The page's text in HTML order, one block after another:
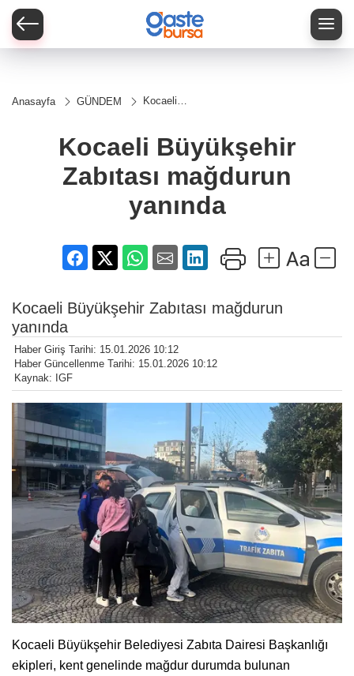
Anasayfa GÜNDEM
Kocaeli
mağdurun
yanında
Kocaeli Büyükşehir
Zabıtası mağdurun
yanında
Kocaeli Büyükşehir Zabıtası mağdurun
yanında
Haber Giriş Tarihi: 15.01.2026 10:12
Haber Güncellenme Tarihi: 15.01.2026 10:12
Kaynak: IGF
Kocaeli Büyükşehir Belediyesi Zabıta Dairesi Başkanlığı
ekipleri, kent genelinde mağdur durumda bulunan